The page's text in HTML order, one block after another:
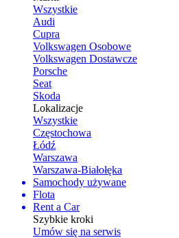
Wszystkie
Audi
Cupra
Volkswagen Osobowe
Volkswagen Dostawcze
Porsche
Seat
Skoda
Lokalizacje
Wszystkie
Częstochowa
Łódź
Warszawa
Warszawa-Białołęka
Samochody używane
Flota
Rent a Car
Szybkie kroki
Umów się na serwis